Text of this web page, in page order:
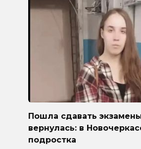
Пошла сдавать
вернулась: в
подростка